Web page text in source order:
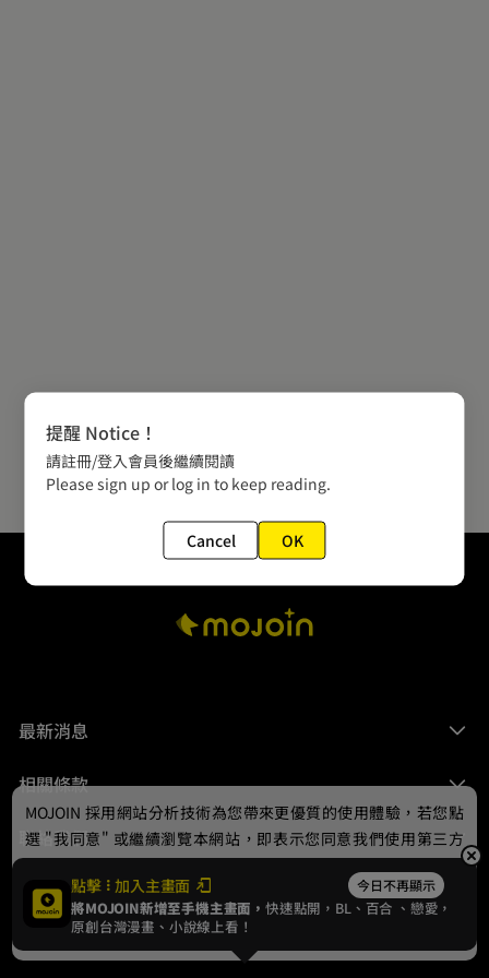
最新消息
相關條款
聯絡我們
© 2024 gamania Digital Entertainment Co., Ltd.
點擊 加入主畫面 今日不再顯示
將MOJOIN新增至手機主畫面，快速點開，BL、 百合 、戀愛，
原創台灣漫畫、小說線上看！
MOJOIN 採用網站分析技術為您帶來更優質的使用體驗，若您點
選 "我同意" 或繼續瀏覽本網站，即表示您同意我們使用第三方
Cookie，欲瞭解更多資訊請見隱私權政策。
我同意
提醒 Notice！
請註冊/登入會員後繼續閱讀
Please sign up or log in to keep reading.
Cancel OK